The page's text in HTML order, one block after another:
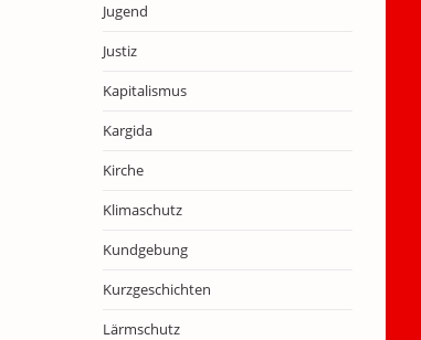
Jugend
Justiz
Kapitalismus
Kargida
Kirche
Klimaschutz
Kundgebung
Kurzgeschichten
Lärmschutz